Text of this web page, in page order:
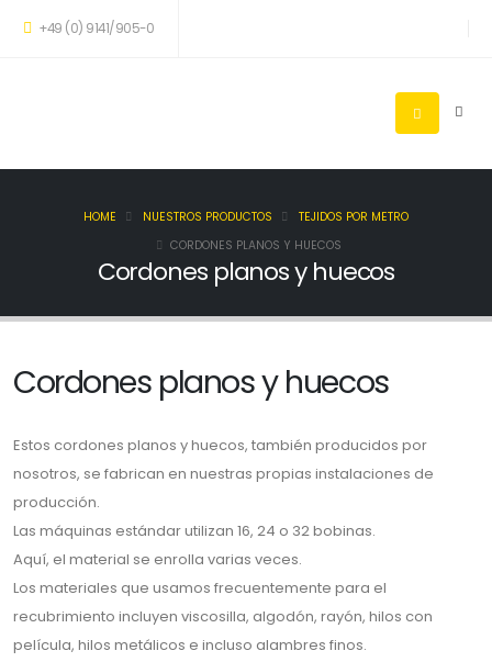
+49 (0) 9141/905-0
Cordones planos y huecos
HOME NUESTROS PRODUCTOS
TEJIDOS POR METRO
CORDONES PLANOS Y HUECOS
Cordones planos y huecos
Estos cordones planos y huecos, también producidos por
nosotros, se fabrican en nuestras propias instalaciones de
producción.
Las máquinas estándar utilizan 16, 24 o 32 bobinas.
Aquí, el material se enrolla varias veces.
Los materiales que usamos frecuentemente para el
recubrimiento incluyen viscosilla, algodón, rayón, hilos con
película, hilos metálicos e incluso alambres finos.